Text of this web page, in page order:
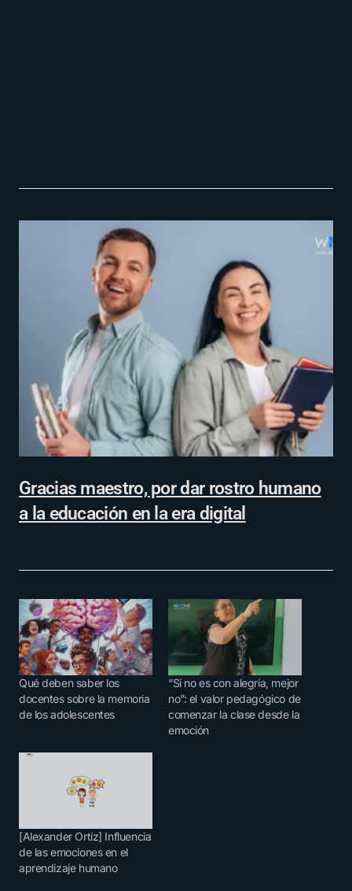
Gracias maestro, por dar rostro humano
a la educación en la era digital
Qué deben saber los
docentes sobre la memoria
de los adolescentes
“Si no es con alegría, mejor
no”: el valor pedagógico de
comenzar la clase desde la
emoción
[Alexander Ortiz] Influencia
de las emociones en el
aprendizaje humano